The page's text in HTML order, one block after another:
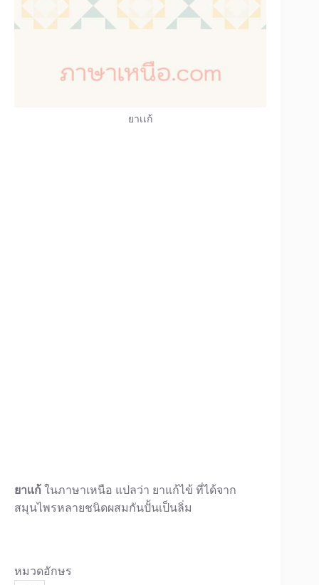
ยาเเก้
ยาเเก้ ในภาษาเหนือ แปลว่า ยาแก้ไข้ ที่ได้จาก
สมุนไพรหลายชนิดผสมกันปั้นเป็นลิ่ม
หมวดอักษร